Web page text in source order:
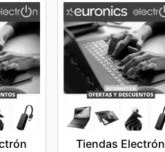
Tiendas Electrón